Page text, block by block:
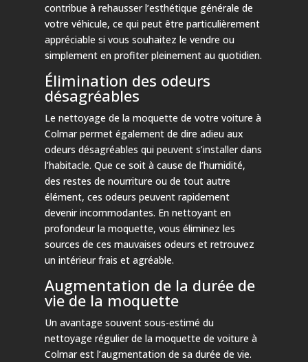
contribue à rehausser l’esthétique générale de
votre véhicule, ce qui peut être particulièrement
appréciable si vous souhaitez le vendre ou
simplement en profiter pleinement au quotidien.
Élimination des odeurs
désagréables
Le nettoyage de la moquette de votre voiture à
Colmar permet également de dire adieu aux
odeurs désagréables qui peuvent s’installer dans
l’habitacle. Que ce soit à cause de l’humidité,
des restes de nourriture ou de tout autre
élément, ces odeurs peuvent rapidement
devenir incommodantes. En nettoyant en
profondeur la moquette, vous éliminez les
sources de ces mauvaises odeurs et retrouvez
un intérieur frais et agréable.
Augmentation de la durée de
vie de la moquette
Un avantage souvent sous-estimé du
nettoyage régulier de la moquette de voiture à
Colmar est l’augmentation de sa durée de vie.